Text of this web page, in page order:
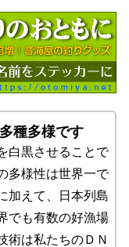
種多様です
白黒させることで
多様性は世界一で
加えて、日本列島
でも有数の好漁場
術は私たちのＤＮ